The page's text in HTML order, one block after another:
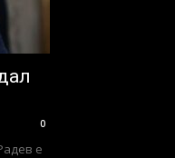
0
е